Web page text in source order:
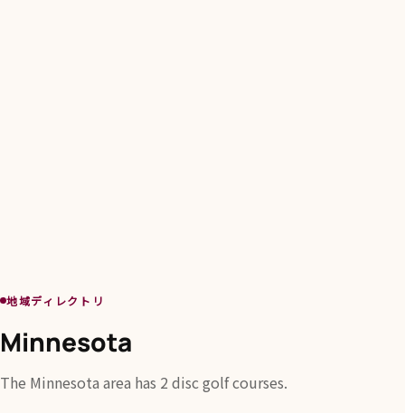
地域ディレクトリ
Minnesota
The Minnesota area has 2 disc golf courses.